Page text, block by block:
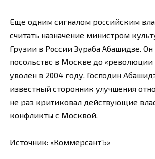
Еще одним сигналом российским
считать назначение министром
Грузии в России Зураба Абашидзе. Он
посольство в Москве до «революции
уволен в 2004 году. Господин
известный сторонник улучшения
не раз критиковал действующие
конфликты с Москвой.
Источник: «КоммерсантЪ»